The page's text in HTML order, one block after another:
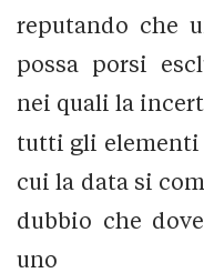
reputando che
possa porsi
nei quali la
tutti gli elementi
cui la data si
dubbio che
uno